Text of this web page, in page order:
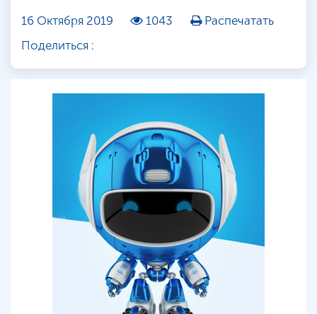
16 Октября 2019
1043
Распечатать
Поделиться :